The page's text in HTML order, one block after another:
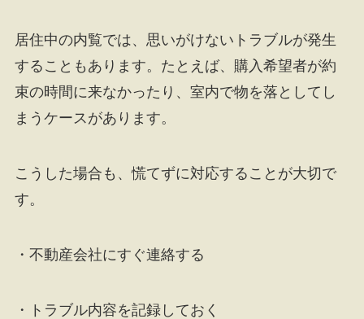
居住中の内覧では、思いがけないトラブルが発生
することもあります。たとえば、購入希望者が約
束の時間に来なかったり、室内で物を落としてし
まうケースがあります。
こうした場合も、慌てずに対応することが大切で
す。
・不動産会社にすぐ連絡する
・トラブル内容を記録しておく